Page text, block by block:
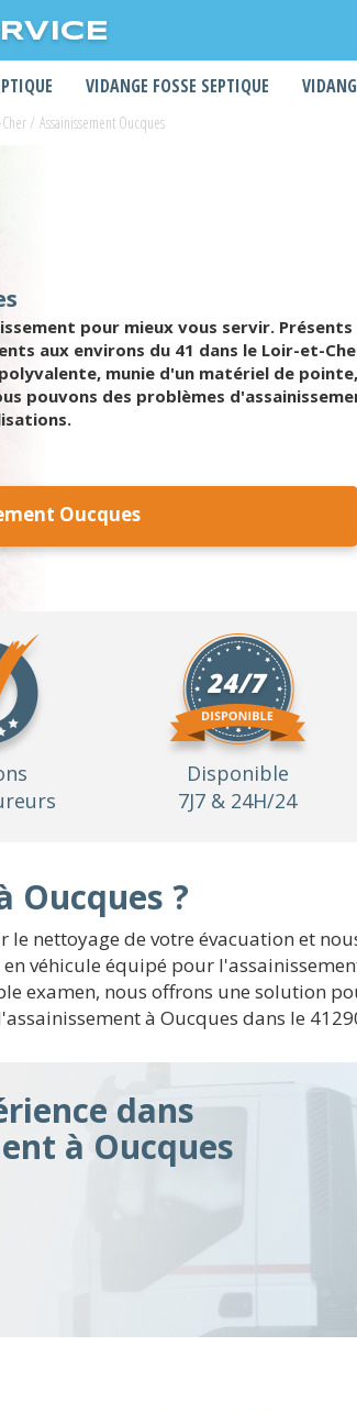
VIDANGE FOSSE SEPTIQUE
/ Assainissement Oucques
pour mieux vous servir.
aux environs du 41 dans le Loir-et-
munie d'un matériel de
pouvons des problèmes
Oucques
Disponible
7J7 & 24H/24
Oucques ?
nettoyage de votre évacuation et
véhicule équipé pour
examen, nous offrons une solution
à Oucques dans le
dans
à Oucques